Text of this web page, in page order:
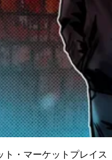
ト・マーケットプレイス